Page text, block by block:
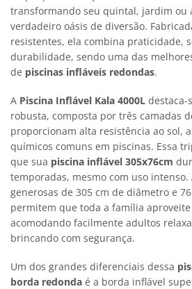
transformando seu quintal, jardim ou
verdadeiro oásis de diversão.
resistentes, ela combina praticidade,
durabilidade, sendo uma das
de piscinas infláveis redondas.
A Piscina Inflável Kala 4000L destaca-
robusta, composta por três camadas
proporcionam alta resistência ao sol,
químicos comuns em piscinas. Essa
que sua piscina inflável 305x76cm
temporadas, mesmo com uso intenso.
generosas de 305 cm de diâmetro e
permitem que toda a família
acomodando facilmente adultos
brincando com segurança.
Um dos grandes diferenciais dessa
borda redonda é a borda inflável